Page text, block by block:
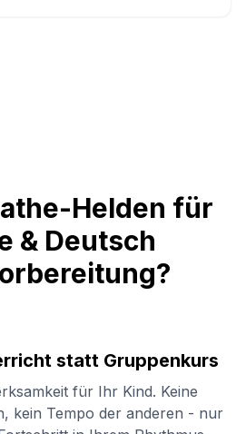
Helden für
& Deutsch
statt Gruppenkurs
für Ihr Kind. Keine
kein Tempo der anderen - nur